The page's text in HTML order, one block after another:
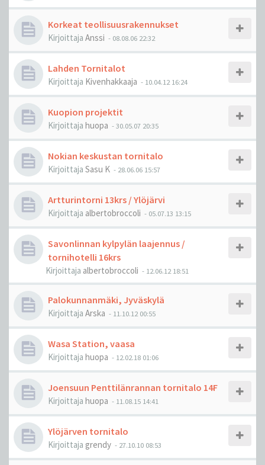
Korkeat teollisuusrakennukset
Kirjoittaja Anssi - 08.08.06 22:32
Lahden Tornitalot
Kirjoittaja Kivenhakkaaja - 10.04.12 16:24
Kuopion projektit
Kirjoittaja huopa -30.05.07 20:35
Nokian keskustan tornitalo
Kirjoittaja Sasu K - 28.06.06 15:57
Artturintorni 13krs / Ylöjärvi
Kirjoittaja albertobroccoli - 05.07.13 13:15
Savonlinnan kylpylän laajennus /
tornihotelli 16krs
Kirjoittaja albertobroccoli - 12.06.12 18:51
Palokunnanmäki, Jyväskylä
Kirjoittaja Arska - 11.10.12 00:55
Wasa Station, vaasa
Kirjoittaja huopa - 12.02.18 01:06
Joensuun Penttilänrannan tornitalo 14F
Kirjoittaja huopa - 11.08.15 14:41
Ylöjärven tornitalo
Kirjoittaja grendy - 27.10.10 08:53